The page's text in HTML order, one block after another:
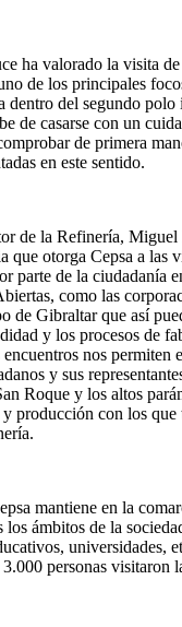
ha valorado la visita
de los principales
dentro del segundo polo
de casarse con un
de primera
en este sentido.
de la Refinería, Miguel
que otorga Cepsa a las
parte de la ciudadanía
como las
de Gibraltar que así
y los procesos de
nos permiten
y sus
Roque y los altos
producción con los que
mantiene en la
los ámbitos de la
universidades,
personas visitaron